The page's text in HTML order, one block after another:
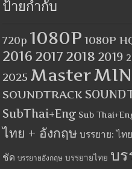
ป้ายกำกับ
720p 1080P 1080P
2016 2017 2018 2019
2025 Master
SOUNDTRACK
SubThai+Eng Sub
ไทย + อังกฤษ บรรยาย: ไ
ชัด บรรยายอังกฤษ บรรยายไทย บร